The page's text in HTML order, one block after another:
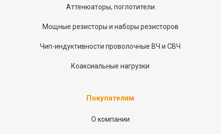
Аттенюаторы, поглотители
Мощные резисторы и наборы резисторов
Чип-индуктивности проволочные ВЧ и СВЧ
Коаксиальные нагрузки
Покупателям
О компании